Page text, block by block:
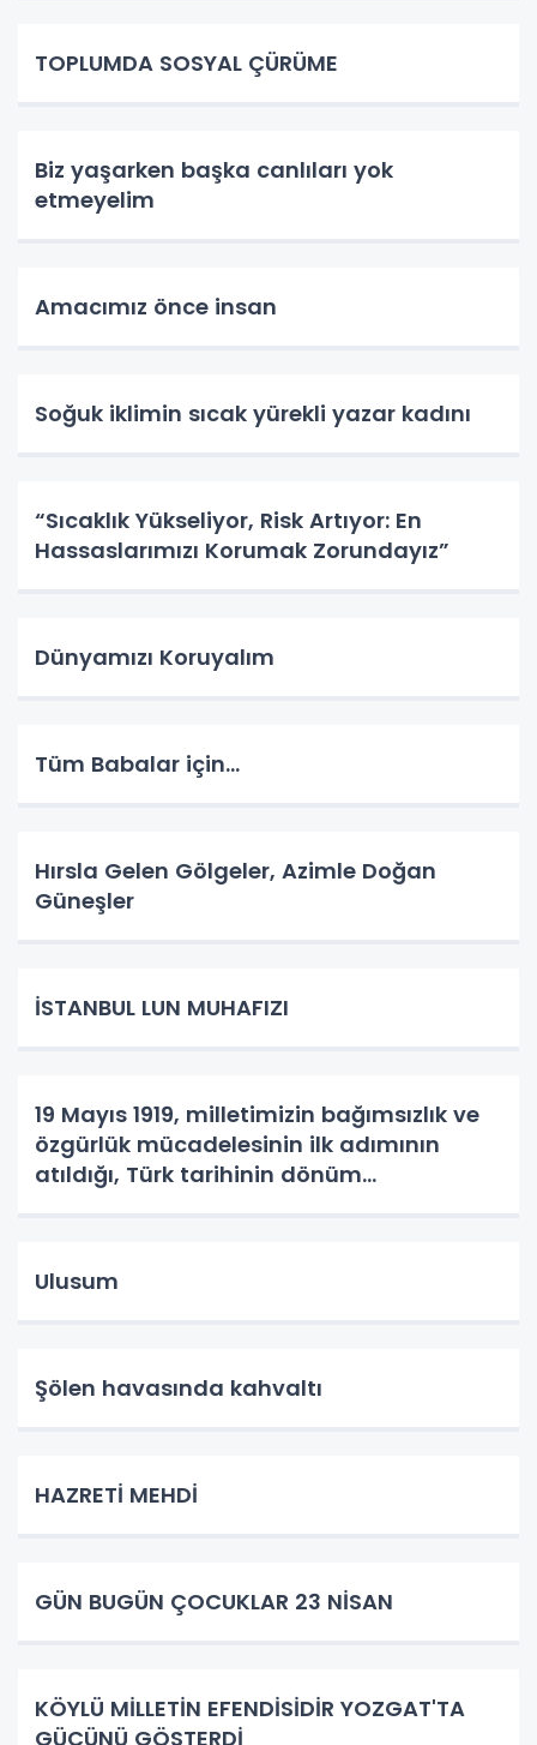
TOPLUMDA SOSYAL ÇÜRÜME
Biz yaşarken başka canlıları yok
etmeyelim
Amacımız önce insan
Soğuk iklimin sıcak yürekli yazar kadını
“Sıcaklık Yükseliyor, Risk Artıyor: En
Hassaslarımızı Korumak Zorundayız”
Dünyamızı Koruyalım
Tüm Babalar için...
Hırsla Gelen Gölgeler, Azimle Doğan
Güneşler
İSTANBUL LUN MUHAFIZI
19 Mayıs 1919, milletimizin bağımsızlık ve
özgürlük mücadelesinin ilk adımının
atıldığı, Türk tarihinin dönüm
Ulusum
Şölen havasında kahvaltı
HAZRETİ MEHDİ
GÜN BUGÜN ÇOCUKLAR 23 NİSAN
KÖYLÜ MİLLETİN EFENDİSİDİR YOZGAT'TA
GÜCÜNÜ GÖSTERDİ